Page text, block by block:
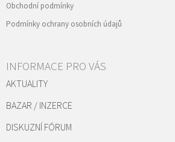
Obchodní podmínky
Podmínky ochrany osobních údajů
INFORMACE PRO VÁS
AKTUALITY
BAZAR / INZERCE
DISKUZNÍ FÓRUM